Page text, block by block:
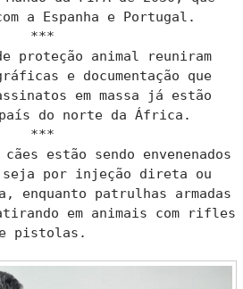
a Espanha e Portugal.
***
proteção animal reuniram
e documentação que
em massa já estão
do norte da África.
***
cães estão sendo envenenados
por injeção direta ou
enquanto patrulhas armadas
em animais com rifles
e pistolas.